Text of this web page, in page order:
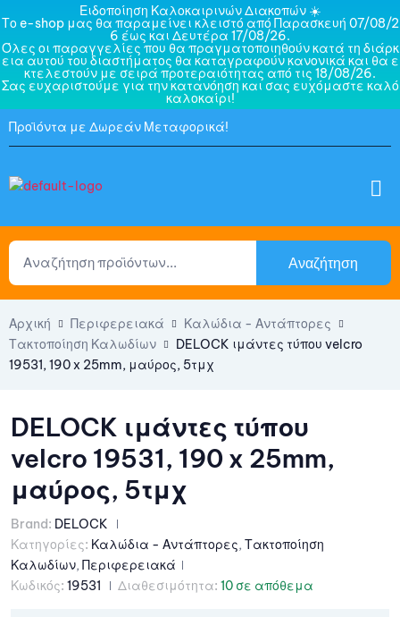
Ειδοποίηση Καλοκαιρινών Διακοπών ☀️
Το e-shop μας θα παραμείνει κλειστό από Παρασκευή 07/08/2
6 έως και Δευτέρα 17/08/26.
Όλες οι παραγγελίες που θα πραγματοποιηθούν κατά τη διάρκ
εια αυτού του διαστήματος θα καταγραφούν κανονικά και θα ε
κτελεστούν με σειρά προτεραιότητας από τις 18/08/26.
Σας ευχαριστούμε για την κατανόηση και σας ευχόμαστε καλό
καλοκαίρι!
Προϊόντα με Δωρεάν Μεταφορικά!
Αναζήτηση
Αρχική Περιφερειακά
Καλώδια - Αντάπτορες
Τακτοποίηση Καλωδίων
DELOCK ιμάντες τύπου velcro
19531, 190 x 25mm, μαύρος, 5τμχ
DELOCK ιμάντες τύπου
velcro 19531, 190 x 25mm,
μαύρος, 5τμχ
Brand: DELOCK
Κατηγορίες: Καλώδια - Αντάπτορες, Τακτοποίηση
Καλωδίων, Περιφερειακά
Κωδικός: 19531 Διαθεσιμότητα: 10 σε απόθεμα